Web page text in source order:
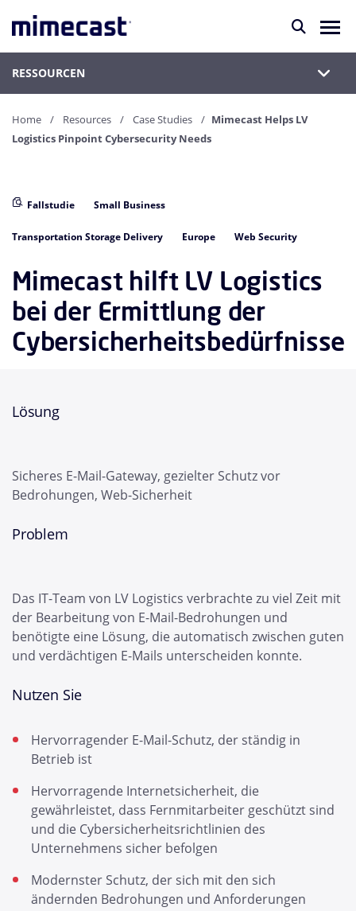
RESSOURCEN
Home Resources Case Studies
Mimecast Helps LV
Logistics Pinpoint Cybersecurity Needs
Fallstudie Small Business
Transportation Storage Delivery Europe Web Security
Mimecast hilft LV Logistics
bei der Ermittlung der
Cybersicherheitsbedürfnisse
Lösung
Sicheres E-Mail-Gateway, gezielter Schutz vor
Bedrohungen, Web-Sicherheit
Problem
Das IT-Team von LV Logistics verbrachte zu viel Zeit mit
der Bearbeitung von E-Mail-Bedrohungen und
benötigte eine Lösung, die automatisch zwischen guten
und verdächtigen E-Mails unterscheiden konnte.
Nutzen Sie
Hervorragender E-Mail-Schutz, der ständig in
Betrieb ist
Hervorragende Internetsicherheit, die
gewährleistet, dass Fernmitarbeiter geschützt sind
und die Cybersicherheitsrichtlinien des
Unternehmens sicher befolgen
Modernster Schutz, der sich mit den sich
ändernden Bedrohungen und Anforderungen